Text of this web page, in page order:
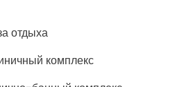
отдыха
комплекс